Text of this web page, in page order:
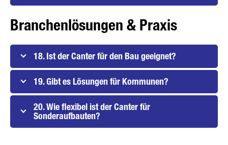
Branchenlösungen & Praxis
18. Ist der Canter für den Bau geeignet?
19. Gibt es Lösungen für Kommunen?
20. Wie flexibel ist der Canter für
Sonderaufbauten?